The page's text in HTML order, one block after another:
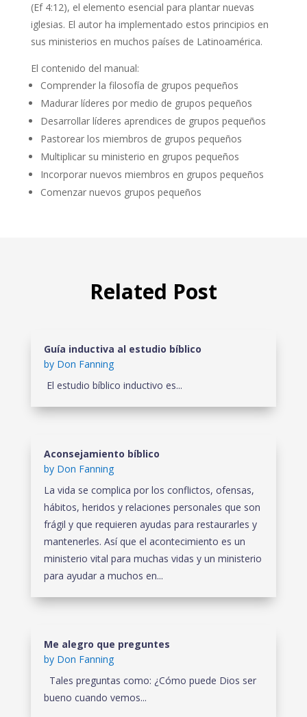
(Ef 4:12), el elemento esencial para plantar nuevas
iglesias. El autor ha implementado estos principios en
sus ministerios en muchos países de Latinoamérica.
El contenido del manual:
Comprender la filosofía de grupos pequeños
Madurar líderes por medio de grupos pequeños
Desarrollar líderes aprendices de grupos pequeños
Pastorear los miembros de grupos pequeños
Multiplicar su ministerio en grupos pequeños
Incorporar nuevos miembros en grupos pequeños
Comenzar nuevos grupos pequeños
Related Post
Guía inductiva al estudio bíblico
by Don Fanning
El estudio bíblico inductivo es...
Aconsejamiento bíblico
by Don Fanning
La vida se complica por los conflictos, ofensas,
hábitos, heridos y relaciones personales que son
frágil y que requieren ayudas para restaurarles y
mantenerles. Así que el acontec­imiento es un
ministerio vital para muchas vidas y un ministerio
para ayudar a muchos en...
Me alegro que preguntes
by Don Fanning
Tales preguntas como: ¿Cómo puede Dios ser
bueno cuando vemos...